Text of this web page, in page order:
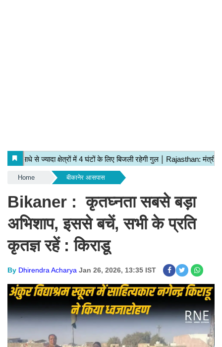
Home बीकानेर आसपास
Bikaner : कृतघ्नता सबसे बड़ा
अभिशाप, इससे बचें, सभी के प्रति
कृतज्ञ रहें : किराडू
By Dhirendra Acharya Jan 26, 2026, 13:35 IST